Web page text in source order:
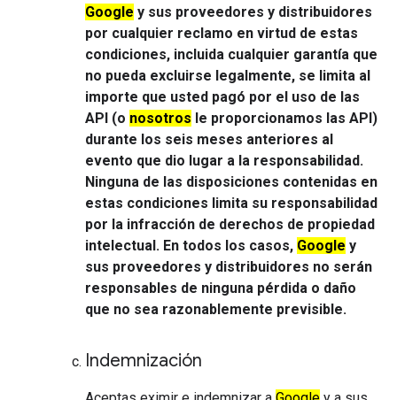
Google y sus proveedores y distribuidores
por cualquier reclamo en virtud de estas
condiciones, incluida cualquier garantía que
no pueda excluirse legalmente, se limita al
importe que usted pagó por el uso de las
API (o nosotros le proporcionamos las API)
durante los seis meses anteriores al
evento que dio lugar a la responsabilidad.
Ninguna de las disposiciones contenidas en
estas condiciones limita su responsabilidad
por la infracción de derechos de propiedad
intelectual. En todos los casos, Google y
sus proveedores y distribuidores no serán
responsables de ninguna pérdida o daño
que no sea razonablemente previsible.
Indemnización